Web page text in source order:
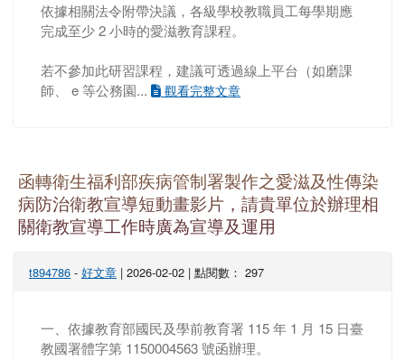
依據相關法令附帶決議，各級學校教職員工每學期應
完成至少 2 小時的愛滋教育課程。
若不參加此研習課程，建議可透過線上平台（如磨課
師、 e 等公務園...
觀看完整文章
函轉衛生福利部疾病管制署製作之愛滋及性傳染
病防治衛教宣導短動畫影片，請貴單位於辦理相
關衛教宣導工作時廣為宣導及運用
t894786 - 好文章 | 2026-02-02 | 點閱數： 297
一、依據教育部國民及學前教育署 115 年 1 月 15 日臺
教國署體字第 1150004563 號函辦理。